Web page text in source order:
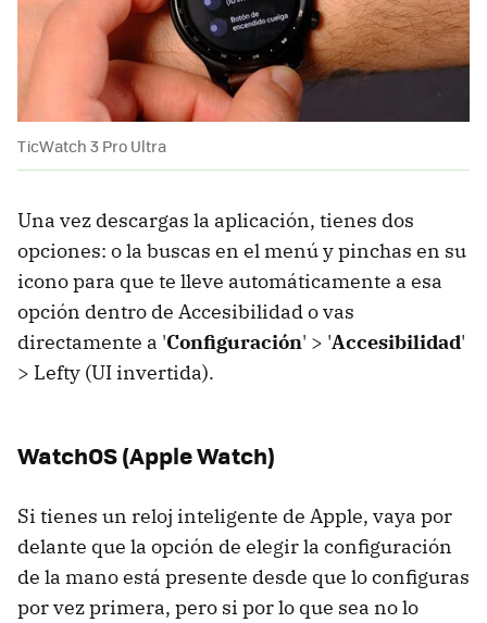
TicWatch 3 Pro Ultra
Una vez descargas la aplicación, tienes dos
opciones: o la buscas en el menú y pinchas en su
icono para que te lleve automáticamente a esa
opción dentro de Accesibilidad o vas
directamente a 'Configuración' > 'Accesibilidad'
> Lefty (UI invertida).
WatchOS (Apple Watch)
Si tienes un reloj inteligente de Apple, vaya por
delante que la opción de elegir la configuración
de la mano está presente desde que lo configuras
por vez primera, pero si por lo que sea no lo